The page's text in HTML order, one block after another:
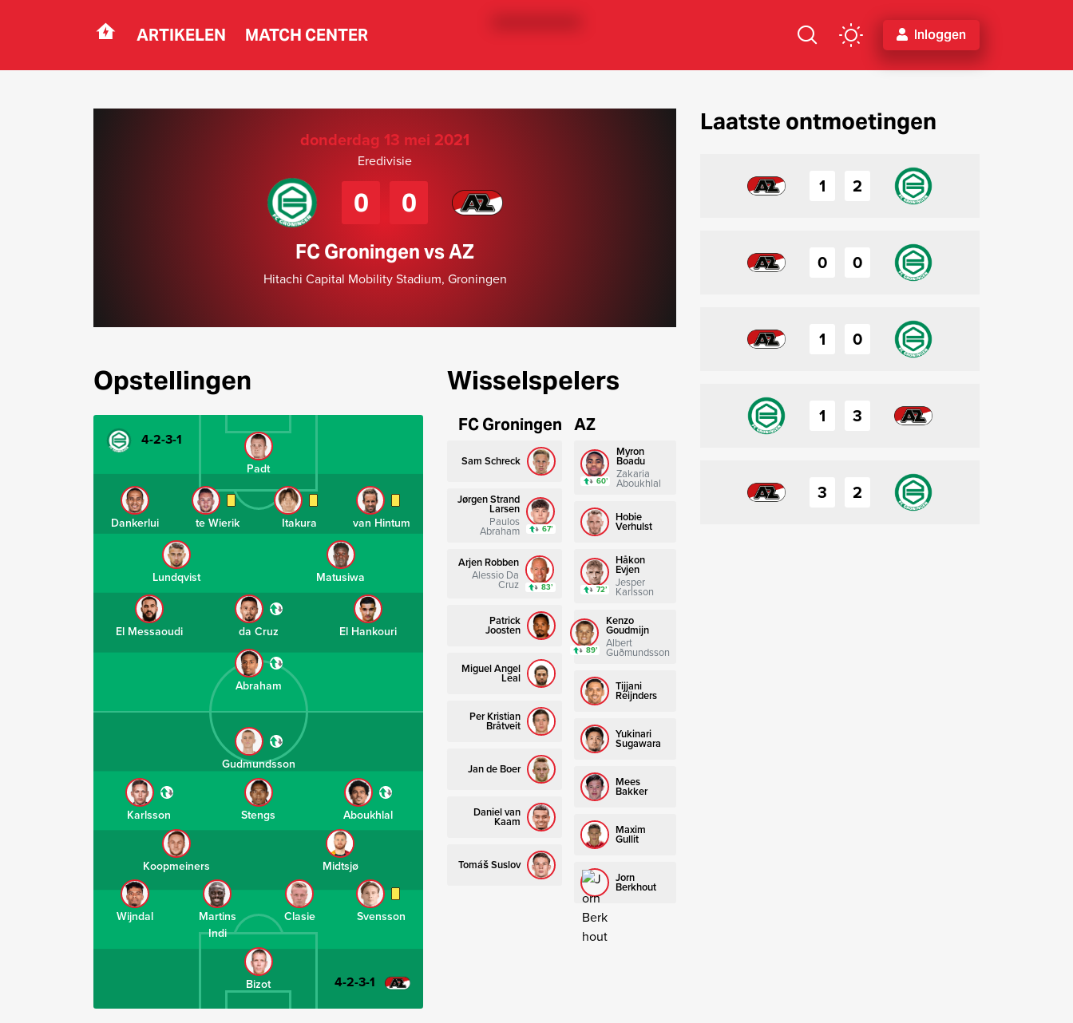
Navigation ARTIKELEN MATCH CENTER Inloggen
donderdag 13 mei 2021
Eredivisie
0 0
FC Groningen vs AZ
Hitachi Capital Mobility Stadium, Groningen
Opstellingen
4-2-3-1
Padt
Dankerlui te Wierik Itakura van Hintum
Lundqvist Matusiwa
El Messaoudi da Cruz El Hankouri
Abraham
Bizot
Svensson
Clasie
Martins
Indi
Wijndal
Midtsjø
Koopmeiners
Aboukhlal
Stengs
Karlsson
Gudmundsson
4-2-3-1
Wisselspelers
FC Groningen
Sam Schreck
Jørgen Strand
Larsen
Paulos
Abraham 67’
Arjen Robben
Alessio Da
Cruz 83’
Patrick
Joosten
Miguel Angel
Leal
Per Kristian
Bråtveit
Jan de Boer
Daniel van
Kaam
Tomáš Suslov
AZ
Myron
Boadu
Zakaria
Aboukhlal
60’
Hobie
Verhulst
Håkon
Evjen
Jesper
Karlsson
72’
Kenzo
Goudmijn
Albert
Guðmundsson
89’
Tijjani
Reijnders
Yukinari
Sugawara
Mees
Bakker
Maxim
Gullit
Jorn
Berkhout
Laatste ontmoetingen
1 2
0 0
1 0
1 3
3 2